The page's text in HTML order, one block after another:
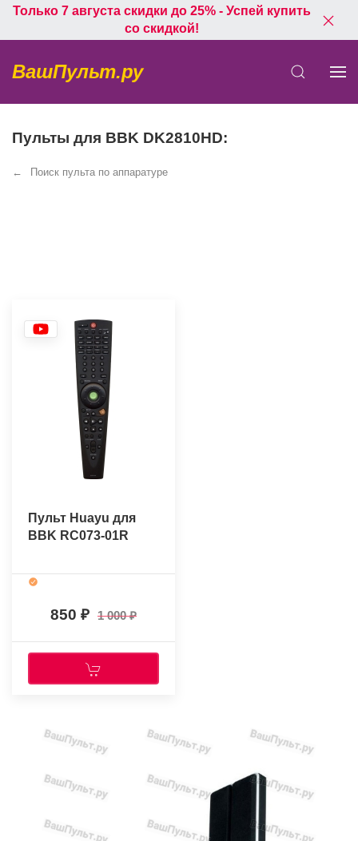
Только 7 августа скидки до 25% - Успей купить
со скидкой!
ВашПульт.ру
Пульты для BBK DK2810HD:
Поиск пульта по аппаратуре
Пульт Huayu для
BBK RC073-01R
850 1 000